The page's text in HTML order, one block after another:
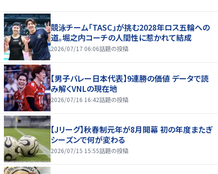
競泳チーム「TASC」が挑む2028年ロス五輪への
道。堀之内コーチの人間性に惹かれて結成
2026/07/17 06:06話題の投稿
【男子バレー日本代表】9連勝の価値 データで読
み解くVNLの現在地
2026/07/16 16:42話題の投稿
【Jリーグ】秋春制元年が8月開幕 初の年度またぎ
シーズンで何が変わる
2026/07/15 15:55話題の投稿